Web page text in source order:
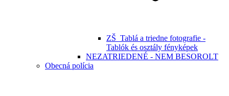
ZŠ_Tablá a triedne fotografie -
Tablók és osztály fényképek
NEZATRIEDENÉ - NEM BESOROLT
Obecná polícia